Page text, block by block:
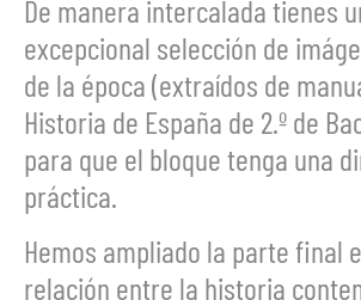
De manera intercalada tienes
excepcional selección de
de la época (extraídos de
Historia de España de 2.º de
para que el bloque tenga una
práctica.
Hemos ampliado la parte final
relación entre la historia